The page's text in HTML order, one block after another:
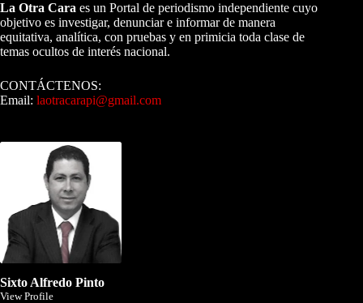
La Otra Cara es un Portal de periodismo independiente cuyo
objetivo es investigar, denunciar e informar de manera
equitativa, analítica, con pruebas y en primicia toda clase de
temas ocultos de interés nacional.
CONTÁCTENOS:
Email: laotracarapi@gmail.com
Sixto Alfredo Pinto
View Profile